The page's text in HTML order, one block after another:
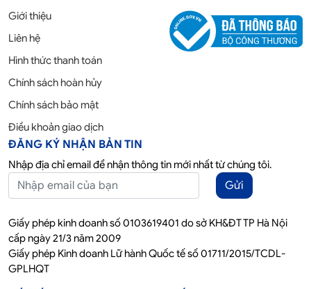
Giới thiệu
Liên hệ
Hình thức thanh toán
Chính sách hoàn hủy
Chính sách bảo mật
Điều khoản giao dịch
ĐĂNG KÝ NHẬN BẢN TIN
Nhập địa chỉ email để nhận thông tin mới nhất từ chúng tôi.
Gửi
Giấy phép kinh doanh số 0103619401 do sở KH&ĐT TP Hà Nội
cấp ngày 21/3 năm 2009
Giấy phép Kinh doanh Lữ hành Quốc tế số 01711/2015/TCDL-
GPLHQT